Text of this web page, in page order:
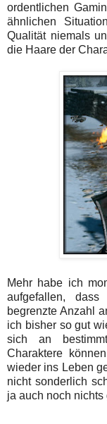
ordentlichen
ähnlichen
Qualität niemals
die Haare der
Mehr habe ich
aufgefallen,
begrenzte Anzahl
ich bisher so gut
sich an
Charaktere
wieder ins Leben
nicht sonderlich
ja auch noch nichts